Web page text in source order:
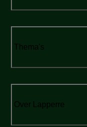
Thema's
Over Lapperre